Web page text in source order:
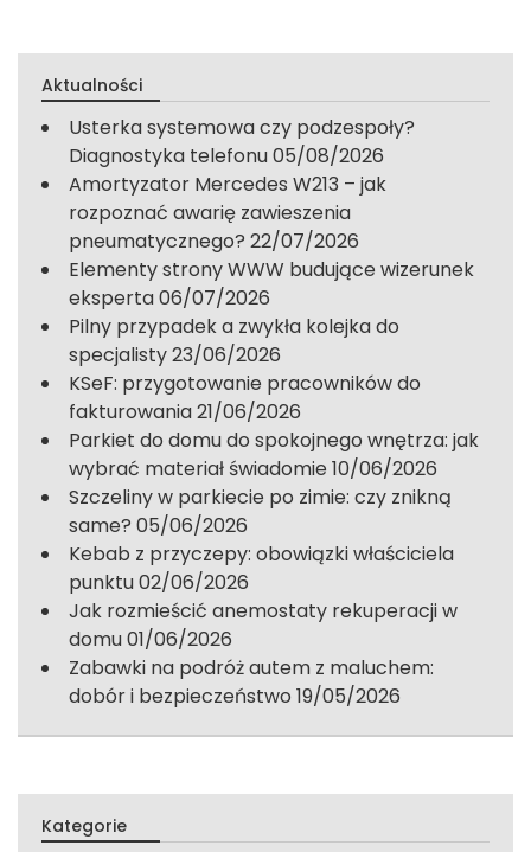
Aktualności
Usterka systemowa czy podzespoły?
Diagnostyka telefonu05/08/2026
Amortyzator Mercedes W213 – jak
rozpoznać awarię zawieszenia
pneumatycznego? 22/07/2026
Elementy strony WWW budujące wizerunek
eksperta06/07/2026
Pilny przypadek a zwykła kolejka do
specjalisty23/06/2026
KSeF: przygotowanie pracowników do
fakturowania21/06/2026
Parkiet do domu do spokojnego wnętrza: jak
wybrać materiał świadomie 10/06/2026
Szczeliny w parkiecie po zimie: czy znikną
same? 05/06/2026
Kebab z przyczepy: obowiązki właściciela
punktu02/06/2026
Jak rozmieścić anemostaty rekuperacji w
domu01/06/2026
Zabawki na podróż autem z maluchem:
dobór i bezpieczeństwo 19/05/2026
Kategorie